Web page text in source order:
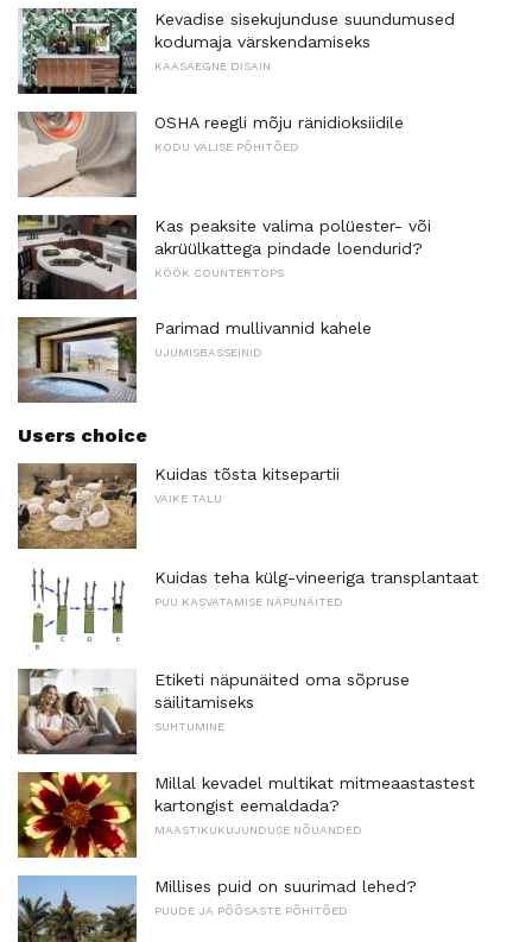
Kevadise sisekujunduse suundumused
kodumaja värskendamiseks
KAASAEGNE DISAIN
OSHA reegli mõju ränidioksiidile
KODU VÄLISE PÕHITÕED
Kas peaksite valima polüester- või
akrüülkattega pindade loendurid?
KÖÖK COUNTERTOPS
Parimad mullivannid kahele
UJUMISBASSEINID
Users choice
Kuidas tõsta kitsepartii
VÄIKE TALU
Kuidas teha külg-vineeriga transplantaat
PUU KASVATAMISE NÄPUNÄITED
Etiketi näpunäited oma sõpruse
säilitamiseks
SUHTUMINE
Millal kevadel multikat mitmeaastastest
kartongist eemaldada?
MAASTIKUKUJUNDUSE NÕUANDED
Millises puid on suurimad lehed?
PUUDE JA PÕÕSASTE PÕHITÕED